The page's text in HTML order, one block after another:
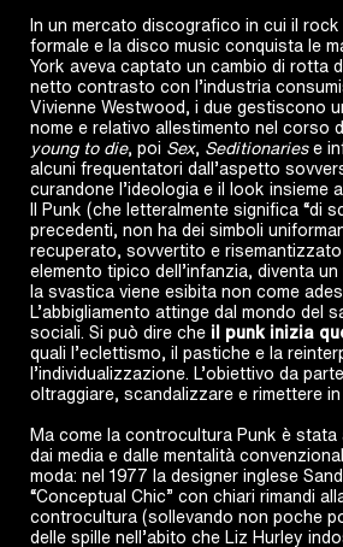
In un mercato discografico in cui il
formale e la disco music conquista le
York aveva captato un cambio di rotta
netto contrasto con l’industria
Vivienne Westwood, i due gestiscono
nome e relativo allestimento nel corso
young to die, poi Sex, Seditionariese
alcuni frequentatori dall’aspetto
curandone l’ideologia e il look insieme a
Il Punk (che letteralmente significa “di
precedenti, non ha dei simboli
recuperato, sovvertito e
elemento tipico dell’infanzia, diventa
la svastica viene esibita non come
L’abbigliamento attinge dal mondo
sociali. Si può dire che il punk inizia
quali l’eclettismo, il pastiche e la
l’individualizzazione. L’obiettivo da
oltraggiare, scandalizzare e rimettere
Ma come la controcultura Punk è
dai media e dalle mentalità
moda: nel 1977 la designer inglese
“Conceptual Chic” con chiari rimandi
controcultura (sollevando non poche
delle spille nell’abito che Liz Hurley